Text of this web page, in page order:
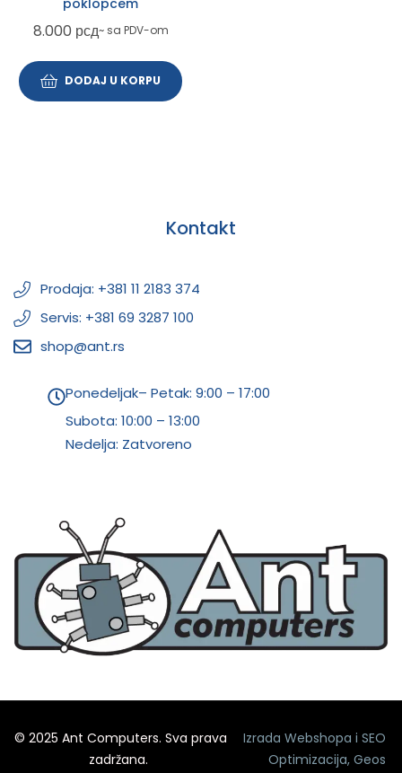
8.000 рсд~ sa PDV-om
DODAJ U KORPU
Kontakt
Prodaja: +381 11 2183 374
Servis: +381 69 3287 100
shop@ant.rs
Ponedeljak– Petak: 9:00 – 17:00
Subota: 10:00 – 13:00
Nedelja: Zatvoreno
© 2025 Ant Computers. Sva prava
zadržana.
Izrada Webshopa iSEO
Optimizacija,Geos